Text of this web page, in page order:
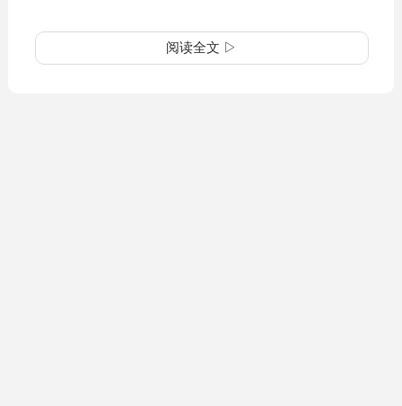
阅读全文 ▷